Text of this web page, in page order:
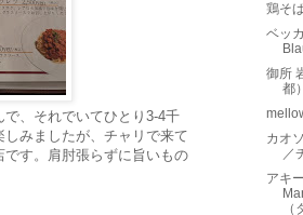
、それでいてひとり3-4千
みましたが、チャリで来て
す。肩肘張らずに旨いもの
鶏そ
ベッ
御所
都
カオ
／
アキ